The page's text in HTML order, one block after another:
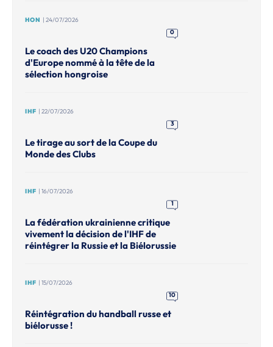
HON | 24/07/2026
0
Le coach des U20 Champions
d'Europe nommé à la tête de la
sélection hongroise
IHF | 22/07/2026
3
Le tirage au sort de la Coupe du
Monde des Clubs
IHF | 16/07/2026
1
La fédération ukrainienne critique
vivement la décision de l'IHF de
réintégrer la Russie et la Biélorussie
IHF | 15/07/2026
10
Réintégration du handball russe et
biélorusse !